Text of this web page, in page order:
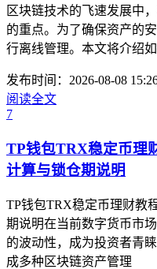
区块链技术的飞速发展中
的重点。为了确保资产的
行离线管理。本文将介绍
发布时间：2026-08-08
阅读全文
7
TP钱包TRX稳定币理
计算与锁仓期说明
TP钱包TRX稳定币理财教
期说明在当前数字货币市
的波动性，成为投资者青
成多种区块链资产管理